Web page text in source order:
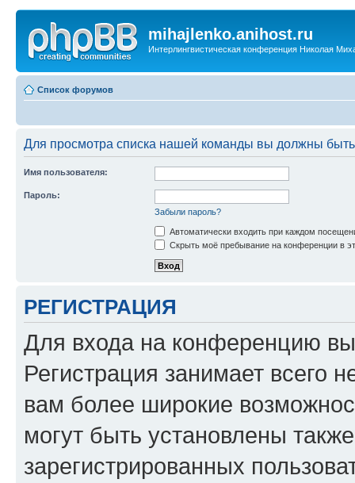
mihajlenko.anihost.ru
Интерлингвистическая конференция Николая
Список форумов
Для просмотра списка нашей команды вы должны
Имя пользователя:
Пароль:
Забыли пароль?
Автоматически входить при каждом
Скрыть моё пребывание на конференции в
РЕГИСТРАЦИЯ
Для входа на конференцию
Регистрация занимает всего
вам более широкие
могут быть установлены
зарегистрированных